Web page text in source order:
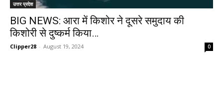
उत्तर प्रदेश
BIG NEWS: आरा में किशोर ने दूसरे समुदाय की
किशोरी से दुष्कर्म किया…
Clipper28 - August 19, 2024 0